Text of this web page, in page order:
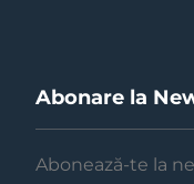
Abonare la
Abonează-te la